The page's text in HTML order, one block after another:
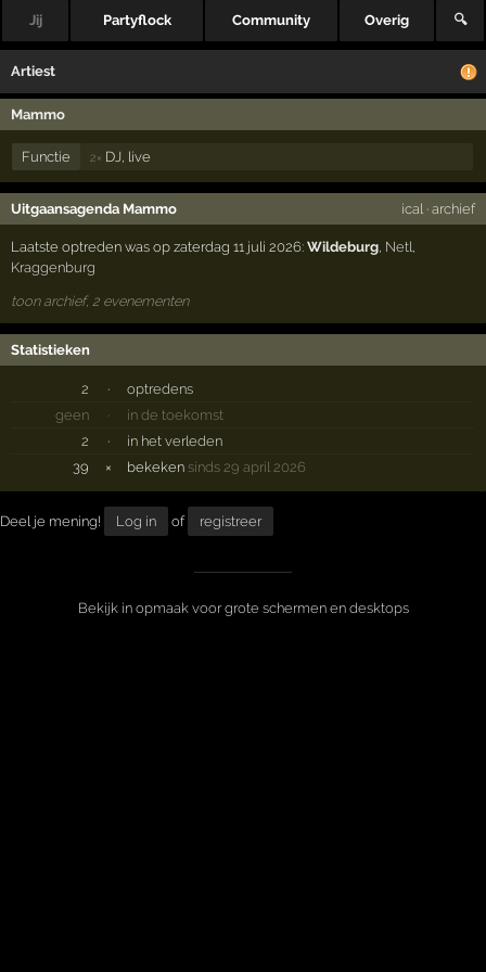
Jij Partyflock Community Overig 🔍
Artiest
Mammo
Functie 2× DJ, live
Uitgaansagenda Mammo ical· archief
Laatste optreden was op zaterdag 11 juli 2026:Wildeburg Netl
Kraggenburg
toon archief, 2 evenementen
Statistieken
2 ·
optredens
geen
·
in de toekomst
2
·
in het verleden
39
× bekeken sinds 29 april 2026
Deel je mening! Log in of registreer
Bekijk in opmaak voor grote schermen en desktops